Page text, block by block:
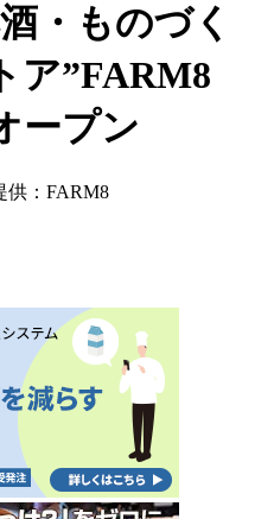
・ものづく
ア”FARM8
ープン
供：FARM8